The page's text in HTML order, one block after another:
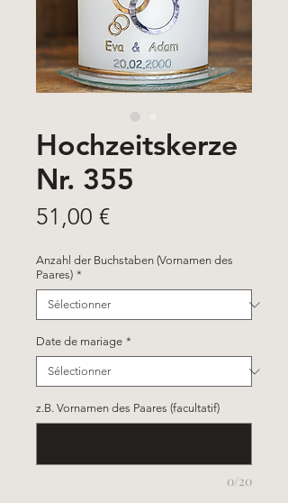
Hochzeitskerze
Nr. 355
51,00 €Prix
Anzahl der Buchstaben (Vornamen des
Paares) *
Date de mariage *
z.B. Vornamen des Paares (facultatif)
0/20